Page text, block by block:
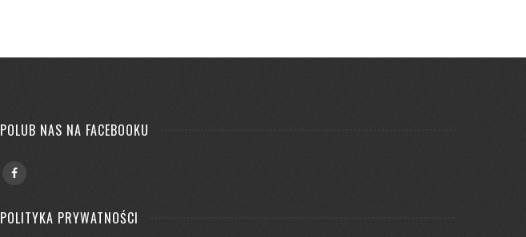
POLUB NAS NA FACEBOOKU
POLITYKA PRYWATNOŚCI